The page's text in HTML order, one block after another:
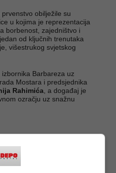
obilježile su
u kojima je reprezentacija
borbenost, zajedništvo i
od ključnih trenutaka
višestrukog svjetskog
Barbareza uz
Mostara i predsjednika
Rahimića , a događaj je
ozračju uz snažnu